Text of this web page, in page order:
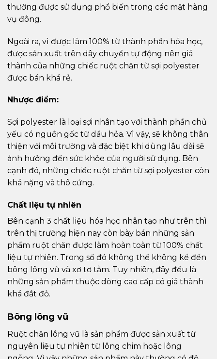
thường được sử dụng phổ biến trong các mặt hàng
vụ đông.
Ngoài ra, vì được làm 100% từ thành phần hóa học,
được sản xuất trên dây chuyền tự động nên giá
thành của những chiếc ruột chăn từ sợi polyester
được bán khá rẻ.
Nhược điểm:
Sợi polyester là loại sợi nhân tạo với thành phần chủ
yếu có nguồn gốc từ dầu hỏa. Vì vậy, sẽ không thân
thiện với môi trường và đặc biệt khi dùng lâu dài sẽ
ảnh hưởng đến sức khỏe của người sử dụng. Bên
cạnh đó, những chiếc ruột chăn từ sợi polyester còn
khá nặng và thô cứng.
Chất liệu tự nhiên
Bên cạnh 3 chất liệu hóa học nhân tạo như trên thì
trên thị trường hiện nay còn bày bán những sản
phẩm ruột chăn được làm hoàn toàn từ 100% chất
liệu tự nhiên. Trong số đó không thể không kể đến
bông lông vũ và xơ tơ tằm. Tuy nhiên, đây đều là
những sản phẩm thuộc dòng cao cấp có giá thành
khá đắt đỏ.
Bông lông vũ
Ruột chăn lông vũ là sản phẩm được sản xuất từ
nguyên liệu tự nhiên từ lông chim hoặc lông